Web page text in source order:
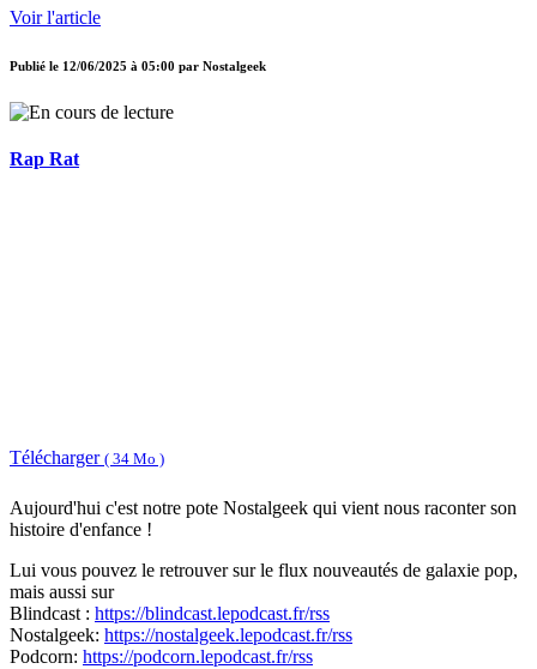
Voir l'article
Publié le 12/06/2025 à 05:00 par Nostalgeek
Rap Rat
Télécharger ( 34 Mo )
Aujourd'hui c'est notre pote Nostalgeek qui vient nous raconter son
histoire d'enfance !
Lui vous pouvez le retrouver sur le flux nouveautés de galaxie pop,
mais aussi sur
Blindcast : https://blindcast.lepodcast.fr/rss
Nostalgeek: https://nostalgeek.lepodcast.fr/rss
Podcorn: https://podcorn.lepodcast.fr/rss